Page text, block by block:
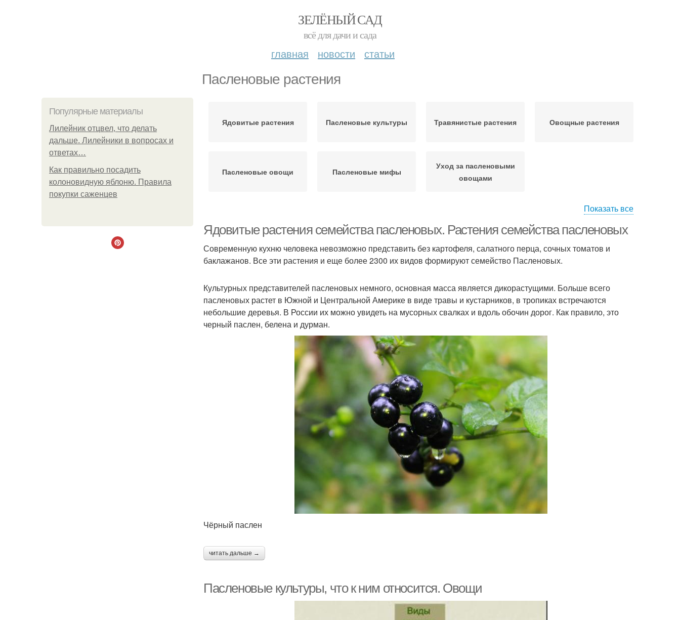
ЗЕЛЁНЫЙ САД
всё для дачи и сада
главная новости статьи
Пасленовые растения
Популярные материалы
Лилейник отцвел, что делать
дальше. Лилейники в вопросах и
ответах…
Как правильно посадить
колоновидную яблоню. Правила
покупки саженцев
Ядовитые растения Пасленовые культуры Травянистые растения Овощные растения
Пасленовые овощи Пасленовые мифы
Уход за пасленовыми
овощами
Показать все
Ядовитые растения семейства пасленовых. Растения семейства пасленовых
Современную кухню человека невозможно представить без картофеля, салатного перца, сочных томатов и
баклажанов. Все эти растения и еще более 2300 их видов формируют семейство Пасленовых.
Культурных представителей пасленовых немного, основная масса является дикорастущими. Больше всего
пасленовых растет в Южной и Центральной Америке в виде травы и кустарников, в тропиках встречаются
небольшие деревья. В России их можно увидеть на мусорных свалках и вдоль обочин дорог. Как правило, это
черный паслен, белена и дурман.
Чёрный паслен
читать дальше →
Пасленовые культуры, что к ним относится. Овощи